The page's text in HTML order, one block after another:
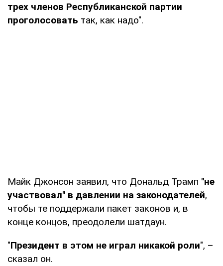
трех членов Республиканской партии
проголосовать так, как надо".
Майк Джонсон заявил, что Дональд Трамп "не
участвовал" в давлении на законодателей,
чтобы те поддержали пакет законов и, в
конце концов, преодолели шатдаун.
"Президент в этом не играл никакой роли", –
сказал он.